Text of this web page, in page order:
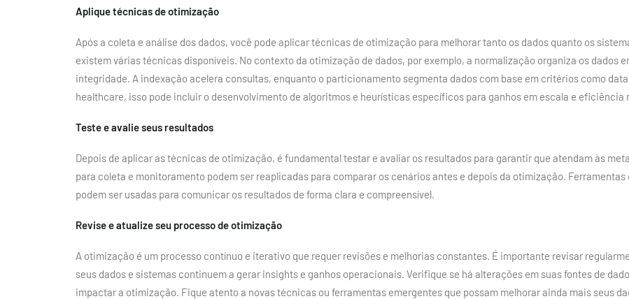
Aplique técnicas de otimização
Após a coleta e análise dos dados, você pode aplicar técnicas de otimização para melhorar tanto os dados quanto os
existem várias técnicas disponíveis. No contexto da otimização de dados, por exemplo, a normalização organiza os dados
integridade. A indexação acelera consultas, enquanto o particionamento segmenta dados com base em critérios como
healthcare, isso pode incluir o desenvolvimento de algoritmos e heurísticas específicos para ganhos em escala e
Teste e avalie seus resultados
Depois de aplicar as técnicas de otimização, é fundamental testar e avaliar os resultados para garantir que atendam às
para coleta e monitoramento podem ser reaplicadas para comparar os cenários antes e depois da otimização.
podem ser usadas para comunicar os resultados de forma clara e compreensível.
Revise e atualize seu processo de otimização
A otimização é um processo contínuo e iterativo que requer revisões e melhorias constantes. É importante revisar
seus dados e sistemas continuem a gerar insights e ganhos operacionais. Verifique se há alterações em suas fontes de
impactar a otimização. Fique atento a novas técnicas ou ferramentas emergentes que possam melhorar ainda mais seus